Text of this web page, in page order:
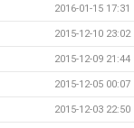
2016-01-15 17:31
2015-12-10 23:02
2015-12-09 21:44
2015-12-05 00:07
2015-12-03 22:50